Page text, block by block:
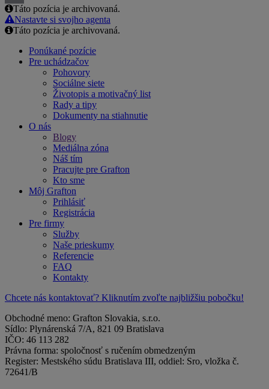
Email
Táto pozícia je archivovaná.
Nastavte si svojho agenta
Táto pozícia je archivovaná.
Ponúkané pozície
Pre uchádzačov
Pohovory
Sociálne siete
Životopis a motivačný list
Rady a tipy
Dokumenty na stiahnutie
O nás
Blogy
Mediálna zóna
Náš tím
Pracujte pre Grafton
Kto sme
Môj Grafton
Prihlásiť
Registrácia
Pre firmy
Služby
Naše prieskumy
Referencie
FAQ
Kontakty
Chcete nás kontaktovať? Kliknutím zvoľte najbližšiu pobočku!
Obchodné meno: Grafton Slovakia, s.r.o.
Sídlo: Plynárenská 7/A, 821 09 Bratislava
IČO: 46 113 282
Právna forma: spoločnosť s ručením obmedzeným
Register: Mestského súdu Bratislava III, oddiel: Sro, vložka č.
72641/B